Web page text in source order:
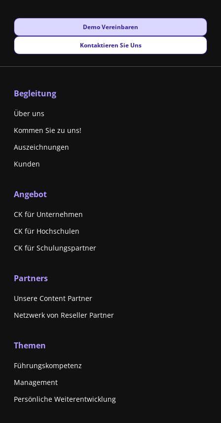
New window
Demo Vereinbaren
New window
Kontaktieren Sie Uns
Begleitung
Über uns
Kommen Sie zu uns!
Auszeichnungen
Kunden
Angebot
CK für Unternehmen
CK für Hochschulen
CK für Schulungspartner
Partners
Unsere Content Partner
Netzwerk von Reseller Partner
Themen
Führungskompetenz
Management
Persönliche Weiterentwicklung